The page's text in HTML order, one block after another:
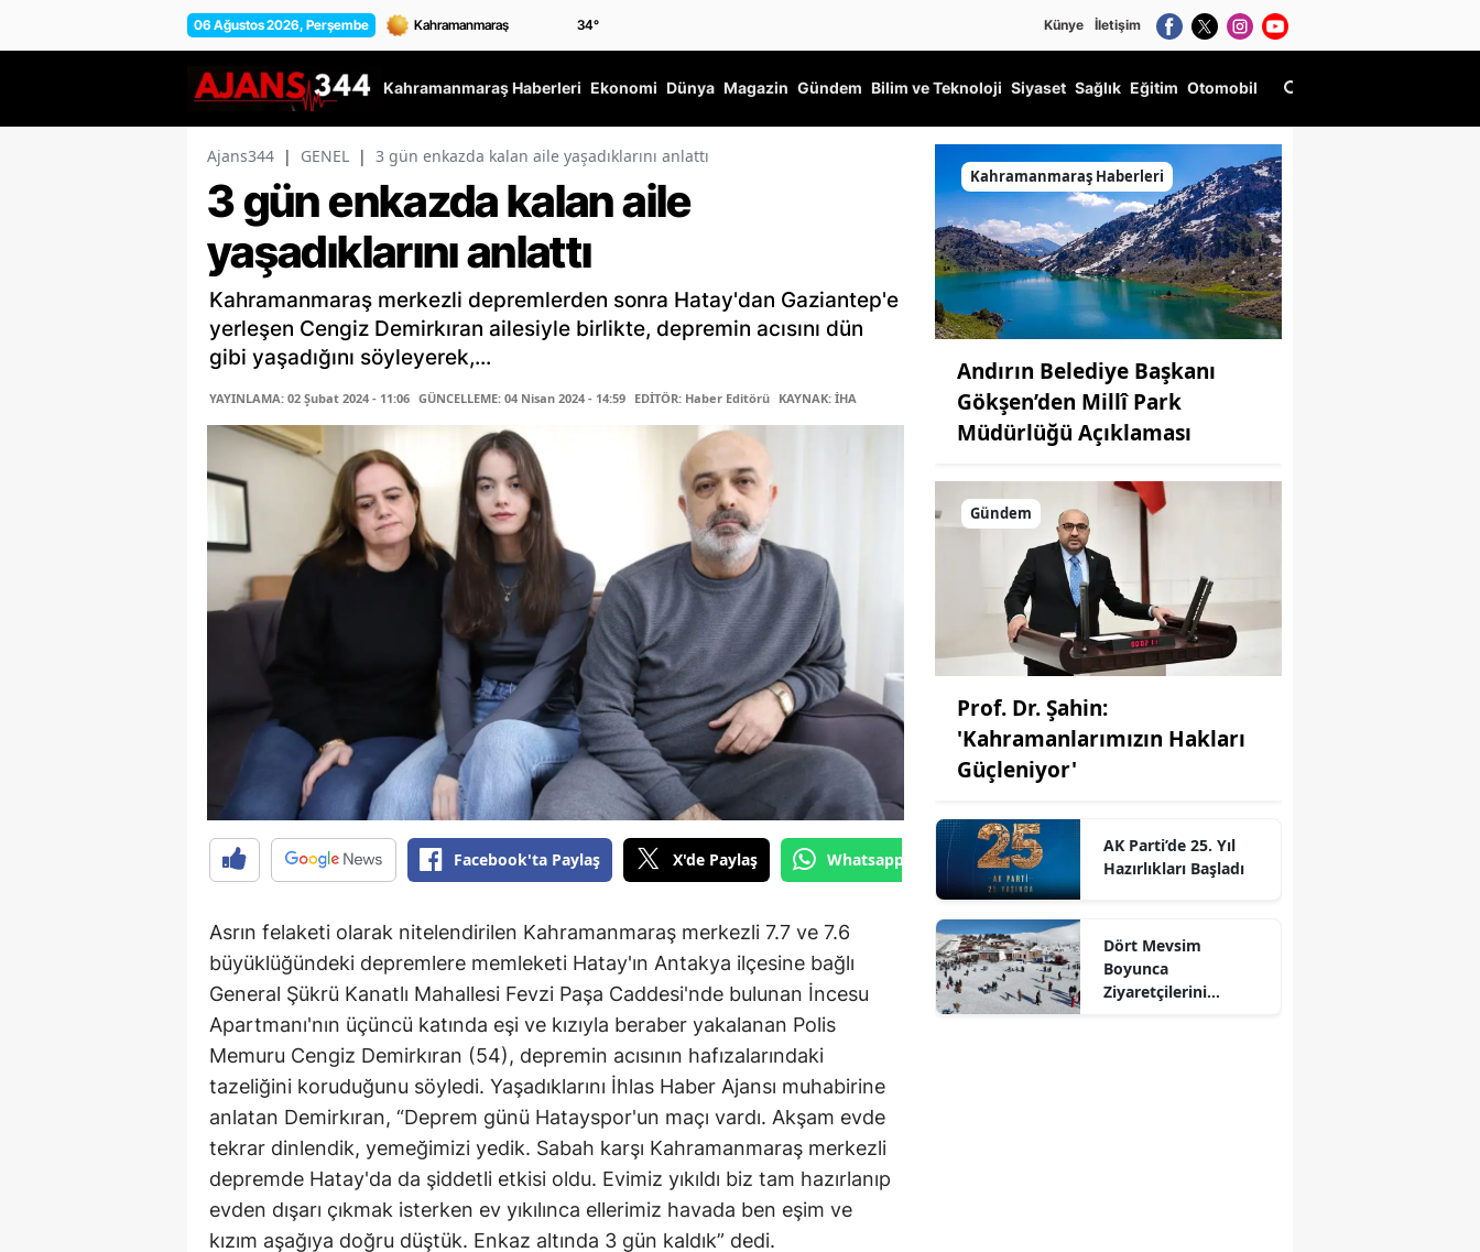
06 Ağustos 2026, Perşembe 34° Künye İletişim
Kahramanmaraş Haberleri Ekonomi Dünya Magazin Gündem Bilim ve Teknoloji Siyaset Sağlık Eğitim Otomobil
Ajans344 | GENEL | 3 gün enkazda kalan aile yaşadıklarını anlattı
3 gün enkazda kalan aile
yaşadıklarını anlattı
Kahramanmaraş merkezli depremlerden sonra Hatay'dan Gaziantep'e
yerleşen Cengiz Demirkıran ailesiyle birlikte, depremin acısını dün
gibi yaşadığını söyleyerek,...
YAYINLAMA: 02 Şubat 2024 - 11:06 GÜNCELLEME: 04 Nisan 2024 - 14:59 EDİTÖR: Haber Editörü KAYNAK: İHA
Facebook'ta Paylaş X'de Paylaş Whatsapp'tan Gönder
Asrın felaketi olarak nitelendirilen Kahramanmaraş merkezli 7.7 ve 7.6
büyüklüğündeki depremlere memleketi Hatay'ın Antakya ilçesine bağlı
General Şükrü Kanatlı Mahallesi Fevzi Paşa Caddesi'nde bulunan İncesu
Apartmanı'nın üçüncü katında eşi ve kızıyla beraber yakalanan Polis
Memuru Cengiz Demirkıran (54), depremin acısının hafızalarındaki
tazeliğini koruduğunu söyledi. Yaşadıklarını İhlas Haber Ajansı muhabirine
anlatan Demirkıran, “Deprem günü Hatayspor'un maçı vardı. Akşam evde
tekrar dinlendik, yemeğimizi yedik. Sabah karşı Kahramanmaraş merkezli
depremde Hatay'da da şiddetli etkisi oldu. Evimiz yıkıldı biz tam hazırlanıp
evden dışarı çıkmak isterken ev yıkılınca ellerimiz havada ben eşim ve
kızım aşağıya doğru düştük. Enkaz altında 3 gün kaldık” dedi.
Kahramanmaraş Haberleri
Andırın Belediye Başkanı
Gökşen’den Millî Park
Müdürlüğü Açıklaması
Gündem
Prof. Dr. Şahin:
'Kahramanlarımızın Hakları
Güçleniyor'
AK Parti’de 25. Yıl
Hazırlıkları Başladı
Dört Mevsim
Boyunca
Ziyaretçilerini